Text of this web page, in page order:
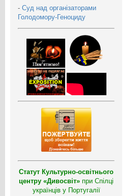
- Суд над організаторами
Голодомору-Геноциду
Статут Культурно-освітнього
центру «Дивосвіт» при Спілці
українців у Португалії